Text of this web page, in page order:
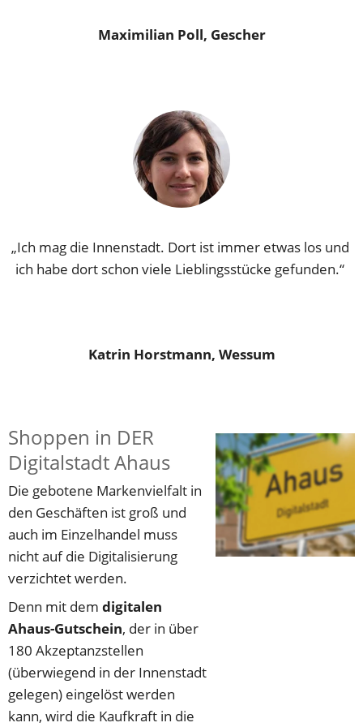
Maximilian Poll, Gescher
„Ich mag die Innenstadt. Dort ist immer etwas los und
ich habe dort schon viele Lieblingsstücke gefunden.“
Katrin Horstmann, Wessum
Shoppen in DER
Digitalstadt Ahaus
Die gebotene Markenvielfalt in
den Geschäften ist groß und
auch im Einzelhandel muss
nicht auf die Digitalisierung
verzichtet werden.
Denn mit dem digitalen
Ahaus-Gutschein, der in über
180 Akzeptanzstellen
(überwiegend in der Innenstadt
gelegen) eingelöst werden
kann, wird die Kaufkraft in die